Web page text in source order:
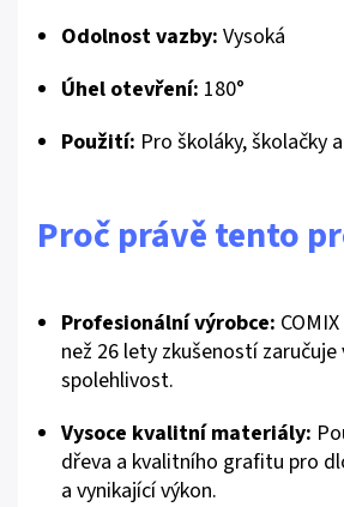
Odolnost vazby: Vysoká
Úhel otevření: 180°
Použití: Pro školáky, školačky
Proč právě tento
Profesionální výrobce:
než 26 lety zkušeností
spolehlivost.
Vysoce kvalitní materiály:
dřeva a kvalitního grafitu pro
a vynikající výkon.